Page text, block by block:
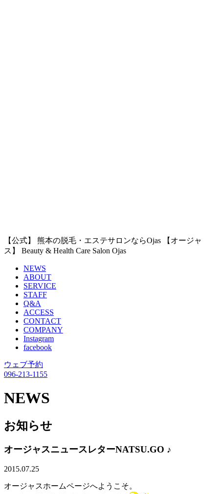
【公式】 熊本の脱毛・エステサロンならOjas 【オージャ
ス】 Beauty & Health Care Salon Ojas
NEWS
ABOUT
SERVICE
STAFF
Q&A
ACCESS
CONTACT
COMPANY
Instagram
facebook
ウェブ予約
096-213-1155
NEWS
お知らせ
オージャスニュースレターNATSU.GO ♪
2015.07.25
オージャスホームページへようこそ。